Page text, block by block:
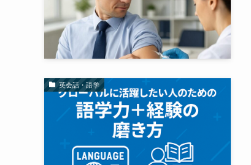
英会話・語学